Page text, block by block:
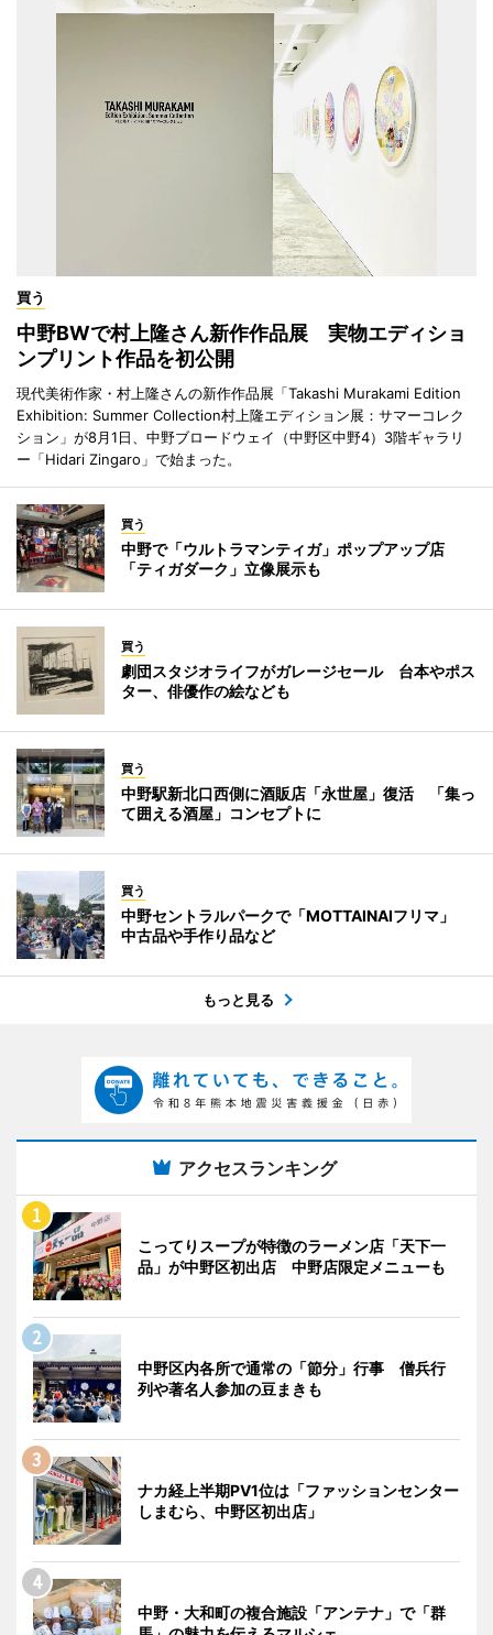
買う
中野BWで村上隆さん新作作品展 実物エディショ
ンプリント作品を初公開
現代美術作家・村上隆さんの新作作品展「Takashi Murakami Edition
Exhibition: Summer Collection村上隆エディション展：サマーコレク
ション」が8月1日、中野ブロードウェイ（中野区中野4）3階ギャラリ
ー「Hidari Zingaro」で始まった。
買う
中野で「ウルトラマンティガ」ポップアップ店
「ティガダーク」立像展示も
買う
劇団スタジオライフがガレージセール 台本やポス
ター、俳優作の絵なども
買う
中野駅新北口西側に酒販店「永世屋」復活 「集っ
て囲える酒屋」コンセプトに
買う
中野セントラルパークで「MOTTAINAIフリマ」
中古品や手作り品など
もっと見る
アクセスランキング
こってりスープが特徴のラーメン店「天下一
品」が中野区初出店 中野店限定メニューも
中野区内各所で通常の「節分」行事 僧兵行
列や著名人参加の豆まきも
ナカ経上半期PV1位は「ファッションセンター
しまむら、中野区初出店」
中野・大和町の複合施設「アンテナ」で「群